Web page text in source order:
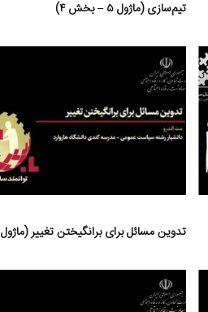
تیم‌سازی (ماژول ۵ – بخش ۴)
تدوین مسائل برای برانگیختن تغییر (ماژول ۶- بخش ۳)